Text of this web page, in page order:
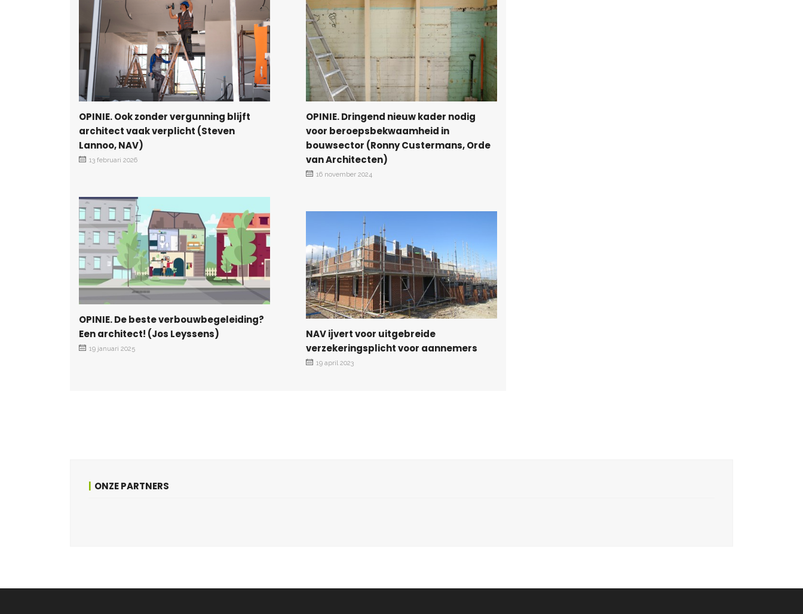
OPINIE. Ook zonder vergunning blijft
architect vaak verplicht (Steven
Lannoo, NAV)
13 februari 2026
OPINIE. De beste verbouwbegeleiding?
Een architect! (Jos Leyssens)
19 januari 2025
OPINIE. Dringend nieuw kader nodig
voor beroepsbekwaamheid in
bouwsector (Ronny Custermans, Orde
van Architecten)
16 november 2024
NAV ijvert voor uitgebreide
verzekeringsplicht voor aannemers
19 april 2023
ONZE PARTNERS